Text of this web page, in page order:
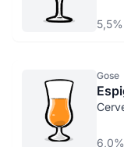
Gose